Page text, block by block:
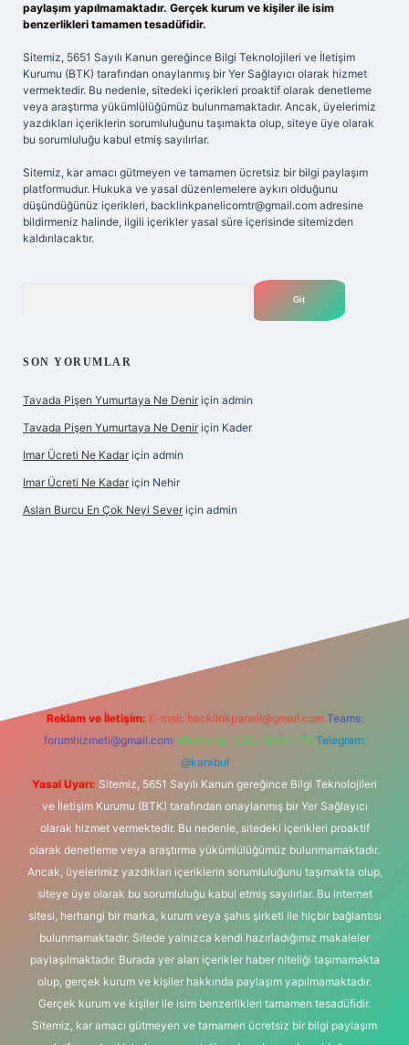
paylaşım yapılmamaktadır. Gerçek kurum ve kişiler ile isim
benzerlikleri tamamen tesadüfidir.
Sitemiz, 5651 Sayılı Kanun gereğince Bilgi Teknolojileri ve İletişim
Kurumu (BTK) tarafından onaylanmış bir Yer Sağlayıcı olarak hizmet
vermektedir. Bu nedenle, sitedeki içerikleri proaktif olarak denetleme
veya araştırma yükümlülüğümüz bulunmamaktadır. Ancak, üyelerimiz
yazdıkları içeriklerin sorumluluğunu taşımakta olup, siteye üye olarak
bu sorumluluğu kabul etmiş sayılırlar.
Sitemiz, kar amacı gütmeyen ve tamamen ücretsiz bir bilgi paylaşım
platformudur. Hukuka ve yasal düzenlemelere aykırı olduğunu
düşündüğünüz içerikleri, backlinkpanelicomtr@gmail.com adresine
bildirmeniz halinde, ilgili içerikler yasal süre içerisinde sitemizden
kaldırılacaktır.
SON YORUMLAR
Tavada Pişen Yumurtaya Ne Denir için admin
Tavada Pişen Yumurtaya Ne Denir için Kader
Imar Ücreti Ne Kadar için admin
Imar Ücreti Ne Kadar için Nehir
Aslan Burcu En Çok Neyi Sever için admin
elexbetgiris.org
Reklam ve İletişim: E-mail: backlinkpaneli@gmail.com Teams:
forumhizmeti@gmail.com Whatsapp: 0262 606 0 726 Telegram:
@karabul
Yasal Uyarı: Sitemiz, 5651 Sayılı Kanun gereğince Bilgi Teknolojileri
ve İletişim Kurumu (BTK) tarafından onaylanmış bir Yer Sağlayıcı
olarak hizmet vermektedir. Bu nedenle, sitedeki içerikleri proaktif
olarak denetleme veya araştırma yükümlülüğümüz bulunmamaktadır.
Ancak, üyelerimiz yazdıkları içeriklerin sorumluluğunu taşımakta olup,
siteye üye olarak bu sorumluluğu kabul etmiş sayılırlar. Bu internet
sitesi, herhangi bir marka, kurum veya şahıs şirketi ile hiçbir bağlantısı
bulunmamaktadır. Sitede yalnızca kendi hazırladığımız makaleler
paylaşılmaktadır. Burada yer alan içerikler haber niteliği taşımamakta
olup, gerçek kurum ve kişiler hakkında paylaşım yapılmamaktadır.
Gerçek kurum ve kişiler ile isim benzerlikleri tamamen tesadüfidir.
Sitemiz, kar amacı gütmeyen ve tamamen ücretsiz bir bilgi paylaşım